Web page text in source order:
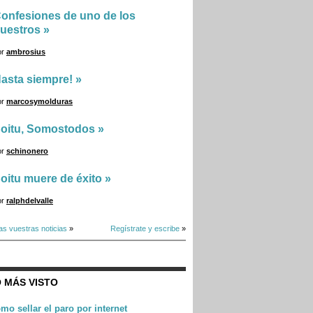
de uno de los
»
ambrosius
siempre! »
marcosymolduras
Somostodos »
schinonero
muere de éxito »
ralphdelvalle
vuestras noticias » Regístrate y escribe »
MÁS VISTO
sellar el paro por internet